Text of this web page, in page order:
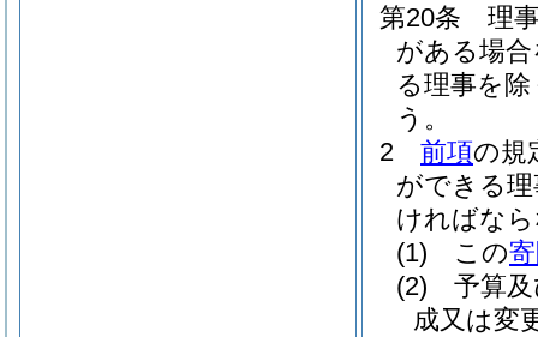
第20条
理
がある場
る理事を
う。
2
前項の規
ができる
ければな
(1)
この
(2)
予算
成又は変